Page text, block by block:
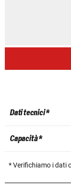
Dati tecnici *
Capacità *
* Verifichiamo i dati